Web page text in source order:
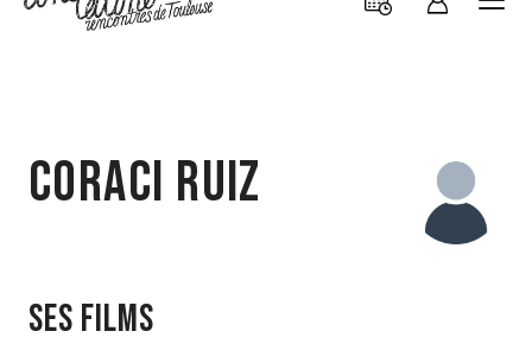
Coraci Ruiz
Ses films